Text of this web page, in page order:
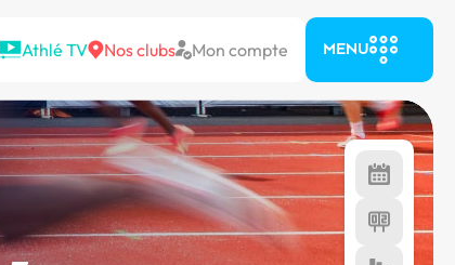
Athlé TV Nos clubs Mon compte MENU